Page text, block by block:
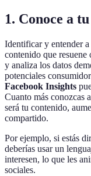
1. Conoce a
Identificar y entender
contenido que
y analiza los datos
potenciales
Facebook Insights
Cuanto más conozcas
será tu contenido,
compartido.
Por ejemplo, si estás
deberías usar un
interesen, lo que les
sociales.